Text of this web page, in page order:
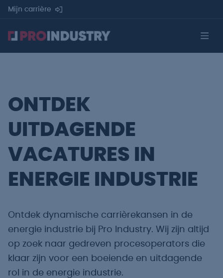
Mijn carrière
ONTDEK
UITDAGENDE
VACATURES IN
ENERGIE INDUSTRIE
Ontdek dynamische carrièrekansen in de
energie industrie bij Pro Industry. Wij zijn altijd
op zoek naar gedreven procesoperators die
klaar zijn voor een boeiende en uitdagende
rol in de energie industrie.